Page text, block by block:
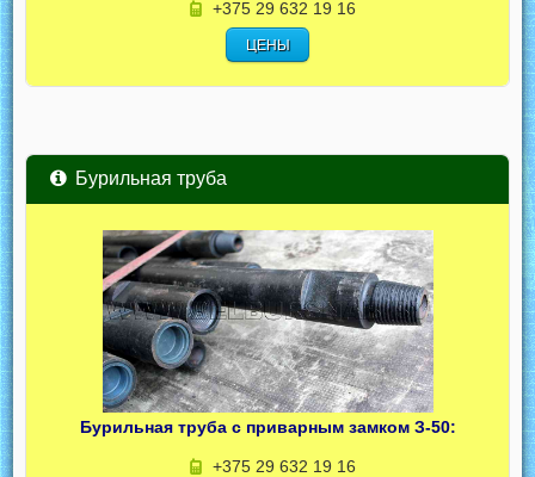
+375 29 632 19 16
ЦЕНЫ
Бурильная труба
Бурильная труба с приварным замком З-50:
+375 29 632 19 16